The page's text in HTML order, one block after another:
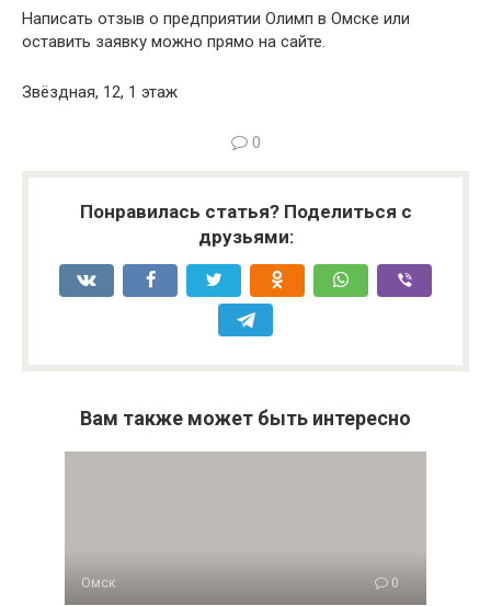
Написать отзыв о предприятии Олимп в Омске или
оставить заявку можно прямо на сайте.
Звёздная, 12, 1 этаж
0
Понравилась статья? Поделиться с
друзьями:
Вам также может быть интересно
Омск 0